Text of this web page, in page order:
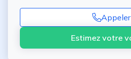
Appeler
Estimez votre